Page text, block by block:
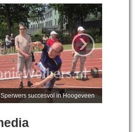
succesvol in Hoogeveen
›